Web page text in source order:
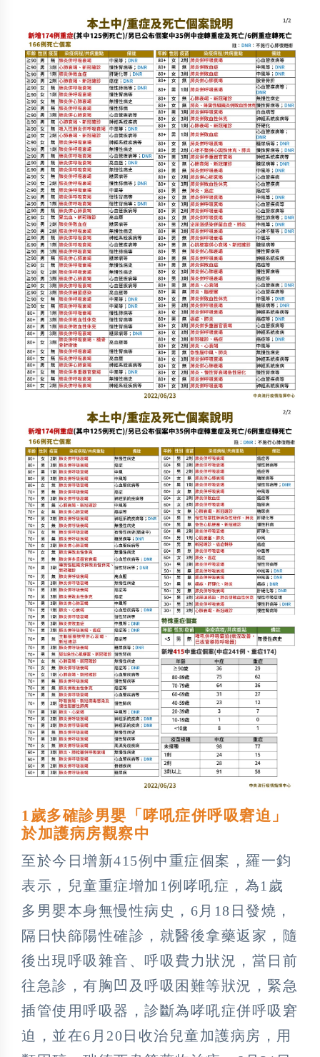
1歲多確診男嬰「哮吼症併呼吸窘迫」
於加護病房觀察中
至於今日增新415例中重症個案，羅一鈞
表示，兒童重症增加1例哮吼症，為1歲
多男嬰本身無慢性病史，6月18日發燒，
隔日快篩陽性確診，就醫後拿藥返家，隨
後出現呼吸雜音、呼吸費力狀況，當日前
往急診，有胸凹及呼吸困難等狀況，緊急
插管使用呼吸器，診斷為哮吼症併呼吸窘
迫，並在6月20日收治兒童加護病房，用